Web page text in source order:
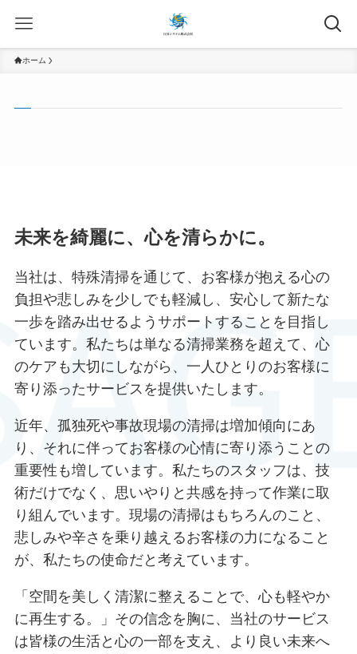
ホーム
未来を綺麗に、心を清らかに。
当社は、特殊清掃を通じて、お客様が抱える心の
負担や悲しみを少しでも軽減し、安心して新たな
一歩を踏み出せるようサポートすることを目指し
ています。私たちは単なる清掃業務を超えて、心
のケアも大切にしながら、一人ひとりのお客様に
寄り添ったサービスを提供いたします。
近年、孤独死や事故現場の清掃は増加傾向にあ
り、それに伴ってお客様の心情に寄り添うことの
重要性も増しています。私たちのスタッフは、技
術だけでなく、思いやりと共感を持って作業に取
り組んでいます。現場の清掃はもちろんのこと、
悲しみや辛さを乗り越えるお客様の力になること
が、私たちの使命だと考えています。
「空間を美しく清潔に整えることで、心も軽やか
に再生する。」その信念を胸に、当社のサービス
は皆様の生活と心の一部を支え、より良い未来へ